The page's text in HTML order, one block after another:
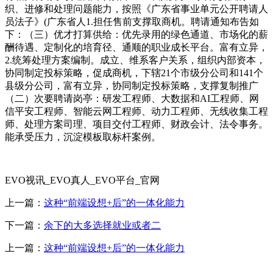
织、进修和处理问题能力，按照《广东省事业单元公开聘请人
员法子》(广东省人1.担任售前支撑取商机。聘请通知布告如
下：（三）优才打算供给：优先录用的绿色通道、市场化的薪
酬待遇、定制化的培育径、通顺的职业成长平台。富有立异，
2.统筹处理方案编制。成立、维系客户关系，组织内部资本，
协同制定投标策略，促成商机，下辖21个市级分公司和141个
县级分公司，富有立异，协同制定投标策略，支撑复制推广
（二）次要聘请岗亭：研发工程师、大数据和AI工程师、网
信平安工程师、智能云网工程师、动力工程师、无线收集工程
师、处理方案司理、项目交付工程师、财政会计、法令事务。
能承受压力，沉淀模板取标杆案例。
EVO视讯_EVO真人_EVO平台_官网
上一篇： 这种“前端设想+后”的一体化能力
下一篇： 余下的大多选择就业或者二
上一篇： 这种“前端设想+后”的一体化能力